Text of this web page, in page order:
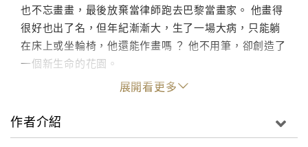
也不忘畫畫，最後放棄當律師跑去巴黎當畫家。 他畫得
很好也出了名，但年紀漸漸大，生了一場大病，只能躺
在床上或坐輪椅，他還能作畫嗎 ？ 他不用筆，卻創造了
一個新生命的花園。
展開看更多
作者介紹